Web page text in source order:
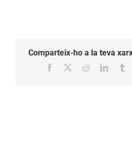
Comparteix-ho a la teva
Facebook Reddit